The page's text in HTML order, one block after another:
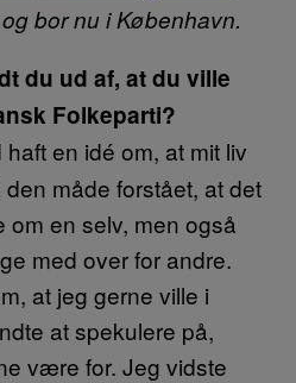
bor nu i København.
du ud af, at du ville
Folkeparti?
en idé om, at mit liv
måde forstået, at det
om en selv, men også
med over for andre.
at jeg gerne ville i
at spekulere på,
være for. Jeg vidste